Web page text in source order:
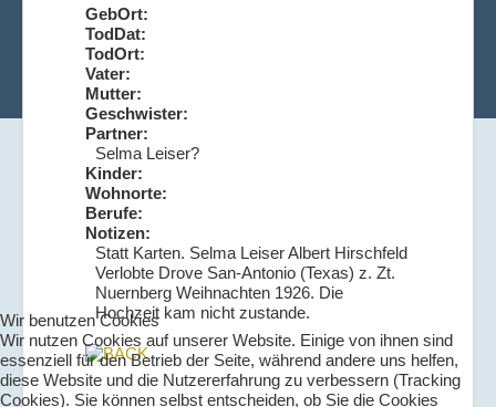
GebOrt:
TodDat:
TodOrt:
Vater:
Mutter:
Geschwister:
Partner:
Selma Leiser?
Kinder:
Wohnorte:
Berufe:
Notizen:
Statt Karten. Selma Leiser Albert Hirschfeld
Verlobte Drove San-Antonio (Texas) z. Zt.
Nuernberg Weihnachten 1926. Die
Hochzeit kam nicht zustande.
Wir benutzen Cookies
Wir nutzen Cookies auf unserer Website. Einige von ihnen sind
essenziell für den Betrieb der Seite, während andere uns helfen,
diese Website und die Nutzererfahrung zu verbessern (Tracking
Cookies). Sie können selbst entscheiden, ob Sie die Cookies